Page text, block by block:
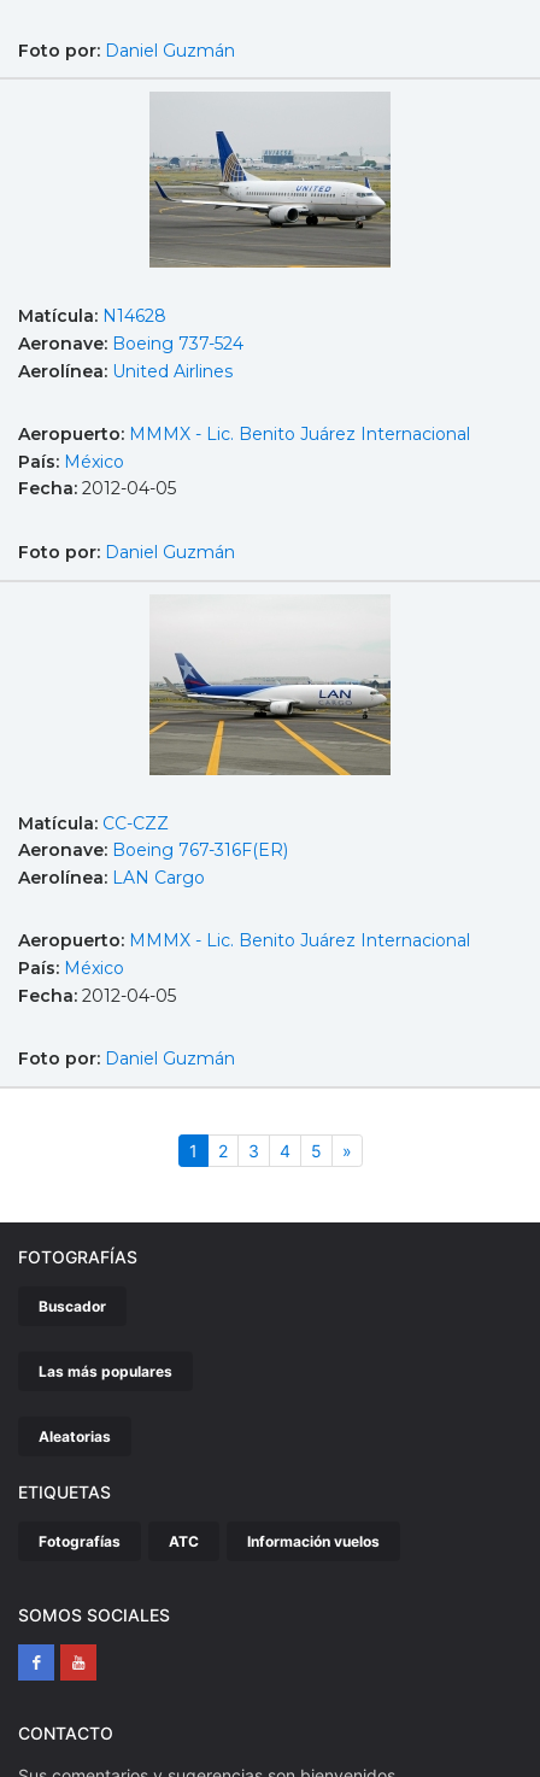
Foto por: Daniel Guzmán
Matícula: N14628
Aeronave: Boeing 737-524
Aerolínea: United Airlines
Aeropuerto: MMMX - Lic. Benito Juárez Internacional
País: México
Fecha: 2012-04-05
Foto por: Daniel Guzmán
Matícula: CC-CZZ
Aeronave: Boeing 767-316F(ER)
Aerolínea: LAN Cargo
Aeropuerto: MMMX - Lic. Benito Juárez Internacional
País: México
Fecha: 2012-04-05
Foto por: Daniel Guzmán
1 (actual)
2 3 4 5 »Siguiente
FOTOGRAFÍAS
Buscador
Las más populares
Aleatorias
ETIQUETAS
Fotografías ATC Información vuelos
SOMOS SOCIALES
CONTACTO